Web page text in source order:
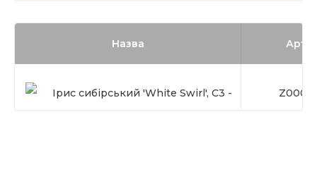
Назва
Ірис сибірський 'White Swirl', C3 -